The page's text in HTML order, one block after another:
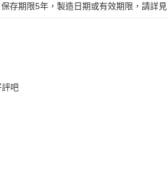
保存期限5年，製造日期或有效期限，請詳
吧